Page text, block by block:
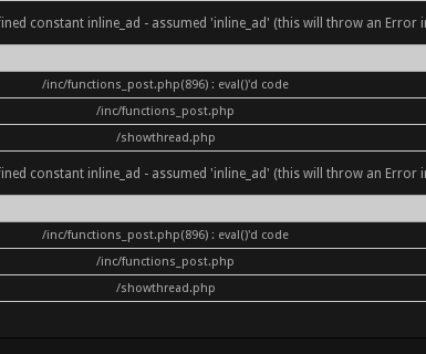
constant inline_ad - assumed 'inline_ad' (this will throw an Error
/inc/functions_post.php(896) : eval()'d code
/inc/functions_post.php
/showthread.php
constant inline_ad - assumed 'inline_ad' (this will throw an Error
/inc/functions_post.php(896) : eval()'d code
/inc/functions_post.php
/showthread.php